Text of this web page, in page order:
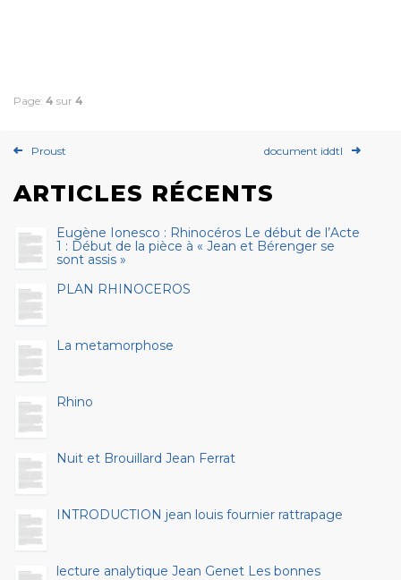
Page: 4 sur 4
Proust document iddtl
ARTICLES RÉCENTS
Eugène Ionesco : Rhinocéros Le début de l’Acte
1 : Début de la pièce à « Jean et Bérenger se
sont assis »
PLAN RHINOCEROS
La metamorphose
Rhino
Nuit et Brouillard Jean Ferrat
INTRODUCTION jean louis fournier rattrapage
lecture analytique Jean Genet Les bonnes